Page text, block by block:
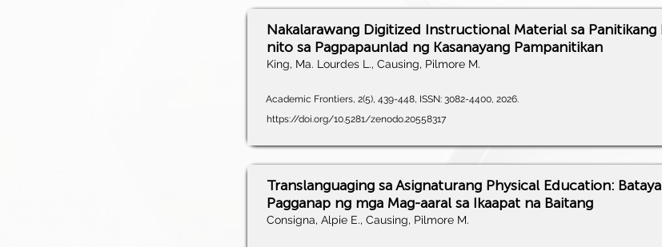
Nakalarawang Digitized Instructional Material sa Panitikang
nito sa Pagpapaunlad ng Kasanayang Pampanitikan
King, Ma. Lourdes L., Causing, Pilmore M.
Academic Frontiers, 2(5), 439-448, ISSN: 3082-4400, 2026.
https://doi.org/10.5281/zenodo.20558317
Translanguaging sa Asignaturang Physical Education:
Pagganap ng mga Mag-aaral sa Ikaapat na Baitang
Consigna, Alpie E., Causing, Pilmore M.